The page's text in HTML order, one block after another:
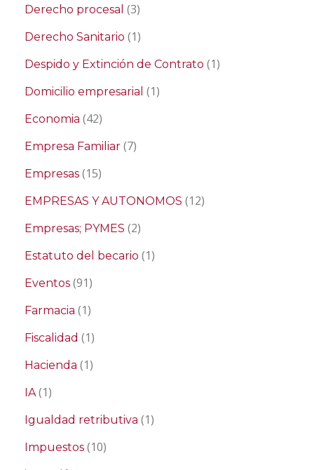
Derecho procesal (3)
Derecho Sanitario (1)
Despido y Extinción de Contrato (1)
Domicilio empresarial (1)
Economia (42)
Empresa Familiar (7)
Empresas (15)
EMPRESAS Y AUTONOMOS (12)
Empresas; PYMES (2)
Estatuto del becario (1)
Eventos (91)
Farmacia (1)
Fiscalidad (1)
Hacienda (1)
IA(1)
Igualdad retributiva (1)
Impuestos (10)